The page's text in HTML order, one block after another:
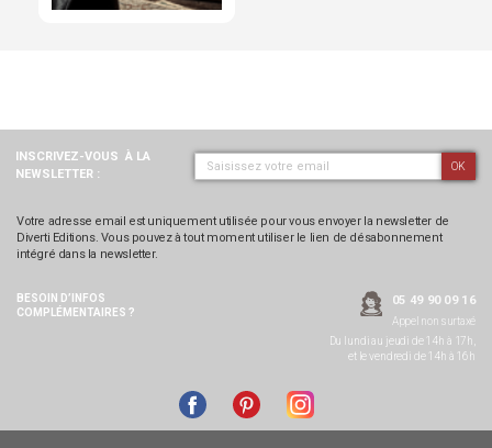
INSCRIVEZ-VOUS À LA
NEWSLETTER :
OK
Votre adresse email est uniquement utilisée pour vous envoyer la newsletter de
Diverti Editions. Vous pouvez à tout moment utiliser le lien de désabonnement
intégré dans la newsletter.
BESOIN D’INFOS
COMPLÉMENTAIRES ?
05 49 90 09 16
Appel non surtaxé
Du lundi au jeudi de 14h à 17h,
et le vendredi de 14h à 16h